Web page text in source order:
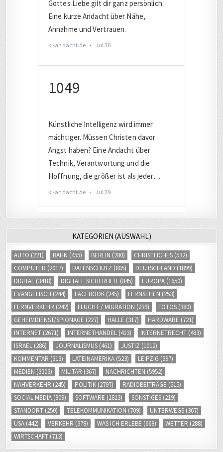
KATEGORIEN (AUSWAHL)
AUTO (221) BAHN (455) BERLIN (280) CHRISTLICHES (532)
COMPUTER (2017) DATENSCHUTZ (805) DEUTSCHLAND (1899)
DIGITAL (3418) DIGITALE SICHERHEIT (845) EUROPA (1650)
EVANGELISCH (244) FACEBOOK (245) FERNSEHEN (253)
FERNVERKEHR (242) FLUCHT / MIGRATION (239) FOTOS (380)
GEHEIMDIENST/SPIONAGE (227) HALLE (317) HARDWARE (721)
INTERNET (2671) INTERNETHANDEL (413) INTERNETRECHT (483)
ISRAEL (286) JOURNALISMUS (461) JUSTIZ (1012)
KOMMENTAR (313) LATEINAMERIKA (523) LEIPZIG (397)
MEDIEN (3203) MILITÄR (367) NACHRICHTEN (5952)
NAHVERKEHR (245) POLITIK (2797) RADIOBEITRÄGE (515)
SOCIAL MEDIA (809) SOFTWARE (1813) SONSTIGES (219)
STANDORT (250) TELEKOMMUNIKATION (709) UNTERWEGS (367)
USA (442) VERKEHR (378) WAS ICH ERLEBE (668) WETTER (288)
WIRTSCHAFT (713)